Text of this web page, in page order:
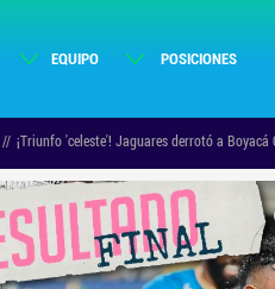
EQUIPO POSICIONES
// ¡Triunfo 'celeste'! Jaguares derrotó a Boyacá